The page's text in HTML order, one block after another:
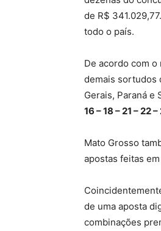
de R$
todo o país.
De acordo com
demais sortudos
Gerais, Paraná e
16 – 18 – 21 – 22
Mato Grosso
apostas feitas
de uma aposta
combinações